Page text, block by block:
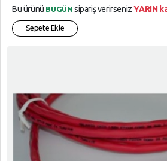
Bu ürünü BUGÜN sipariş verirsenizYARIN
Sepete Ekle